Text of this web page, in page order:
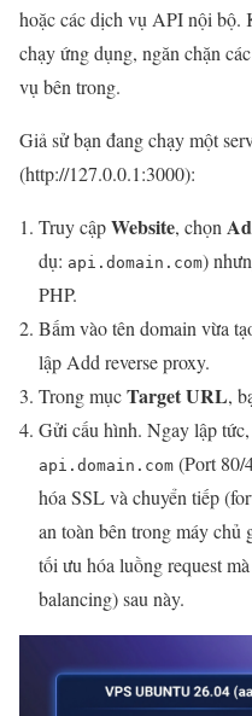
hoặc các dịch vụ API nội bộ.
chạy ứng dụng, ngăn chặn
vụ bên trong.
Giả sử bạn đang chạy một
(http://127.0.0.1:3000):
Truy cậpWebsite, chọn
dụ: api.domain.com)
PHP.
Bấm vào tên domain vừa
lập Add reverse proxy.
Trong mụcTarget URL,
Gửi cấu hình. Ngay lập
api.domain.com (Port 80/
hóa SSL và chuyển tiếp
an toàn bên trong máy
tối ưu hóa luồng request
balancing) sau này.